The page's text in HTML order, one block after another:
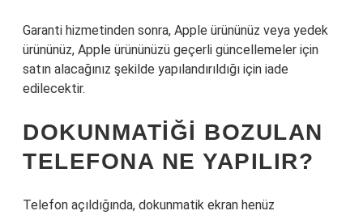
Garanti hizmetinden sonra, Apple ürününüz veya yedek
ürününüz, Apple ürününüzü geçerli güncellemeler için
satın alacağınız şekilde yapılandırıldığı için iade
edilecektir.
DOKUNMATIĞI BOZULAN
TELEFONA NE YAPILIR?
Telefon açıldığında, dokunmatik ekran henüz